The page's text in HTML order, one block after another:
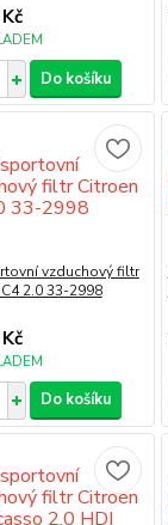
Do košíku
vzduchový filtr
2.0 33-2998
Do košíku